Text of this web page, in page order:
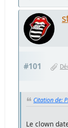
#101
Citation de:
Le clown